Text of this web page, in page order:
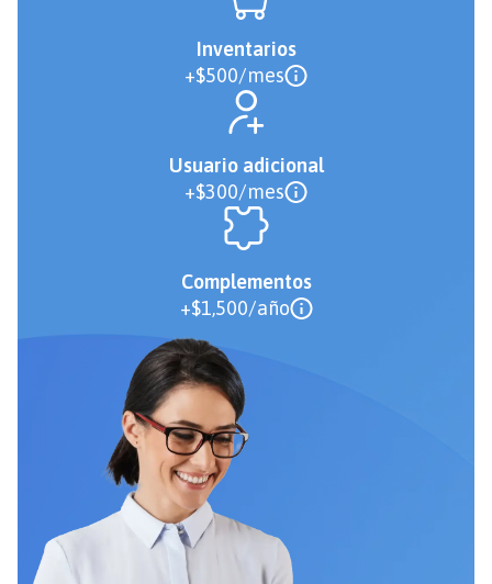
Inventarios
+$500/mes
Usuario adicional
+$300/mes
Complementos
+$1,500/año